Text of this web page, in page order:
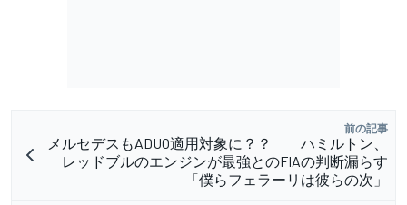
前の記事
メルセデスもADUO適用対象に？？ ハミルトン、
レッドブルのエンジンが最強とのFIAの判断漏らす
「僕らフェラーリは彼らの次」